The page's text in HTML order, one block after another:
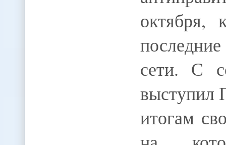
октября,
сети. С
выступил
итогам